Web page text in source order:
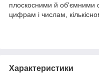
плоскосними й об'ємними
цифрам і числам,
Характеристики